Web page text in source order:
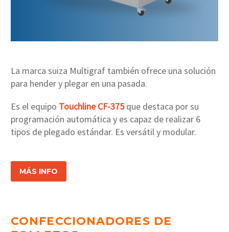
La marca suiza Multigraf también ofrece una solución
para hender y plegar en una pasada.
Es el equipo Touchline CF-375que destaca por su
programación automática y es capaz de realizar 6
tipos de plegado estándar. Es versátil y modular.
MÁS INFO
CONFECCIONADORES DE